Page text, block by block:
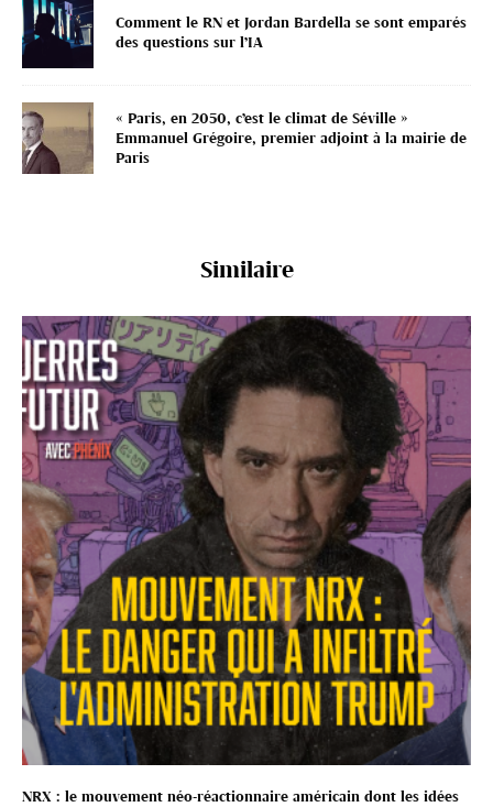
Comment le RN et Jordan Bardella se sont emparés
des questions sur l’IA
« Paris, en 2050, c’est le climat de Séville »
Emmanuel Grégoire, premier adjoint à la mairie de
Paris
Similaire
NRX : le mouvement néo-réactionnaire américain dont les idées